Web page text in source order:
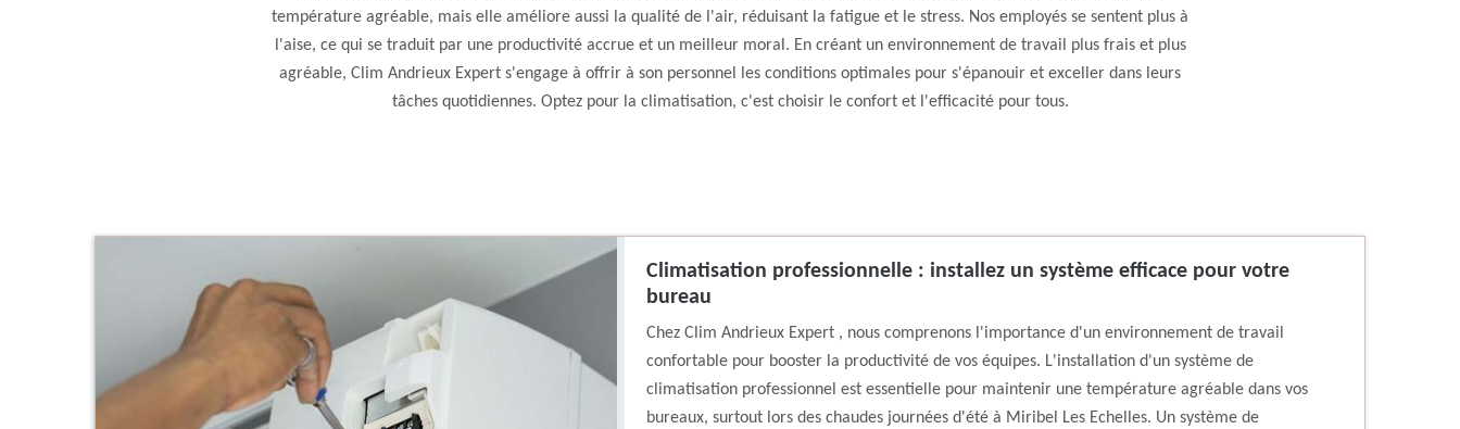
température agréable, mais elle améliore aussi la qualité de l'air, réduisant la fatigue et le stress. Nos employés se sentent plus à
l'aise, ce qui se traduit par une productivité accrue et un meilleur moral. En créant un environnement de travail plus frais et plus
agréable, Clim Andrieux Expert s'engage à offrir à son personnel les conditions optimales pour s'épanouir et exceller dans leurs
tâches quotidiennes. Optez pour la climatisation, c'est choisir le confort et l'efficacité pour tous.
Climatisation professionnelle : installez un système efficace pour votre
bureau
Chez Clim Andrieux Expert , nous comprenons l'importance d'un environnement de travail
confortable pour booster la productivité de vos équipes. L'installation d'un système de
climatisation professionnel est essentielle pour maintenir une température agréable dans vos
bureaux, surtout lors des chaudes journées d'été à Miribel Les Echelles. Un système de